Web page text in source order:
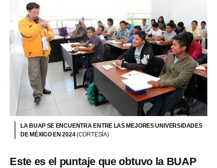
LA BUAP SE ENCUENTRA ENTRE LAS MEJORES UNIVERSIDADES
DE MÉXICO EN 2024(CORTESÍA)
Este es el puntaje que obtuvo la BUAP